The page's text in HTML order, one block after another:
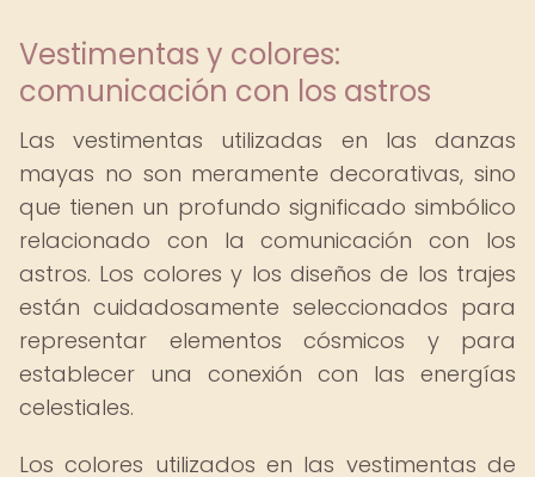
Vestimentas y colores:
comunicación con los astros
Las vestimentas utilizadas en las danzas
mayas no son meramente decorativas, sino
que tienen un profundo significado simbólico
relacionado con la comunicación con los
astros. Los colores y los diseños de los trajes
están cuidadosamente seleccionados para
representar elementos cósmicos y para
establecer una conexión con las energías
celestiales.
Los colores utilizados en las vestimentas de